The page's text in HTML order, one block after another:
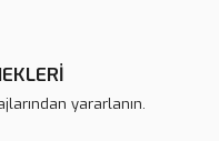
yararlanın.